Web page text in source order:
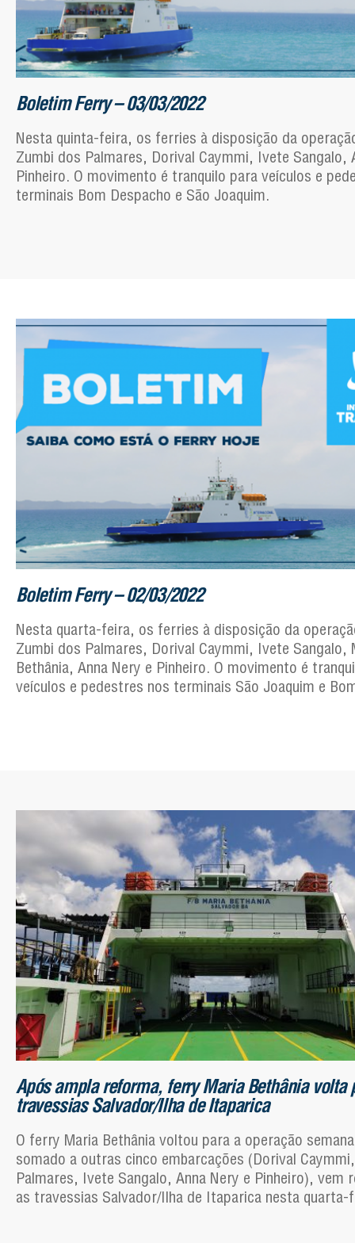
Boletim Ferry – 03/03/2022
Nesta quinta-feira, os ferries à disposição da
Zumbi dos Palmares, Dorival Caymmi, Ivete Sangalo,
Pinheiro. O movimento é tranquilo para veículos e
terminais Bom Despacho e São Joaquim.
Boletim Ferry – 02/03/2022
Nesta quarta-feira, os ferries à disposição da
Zumbi dos Palmares, Dorival Caymmi, Ivete Sangalo,
Bethânia, Anna Nery e Pinheiro. O movimento é
veículos e pedestres nos terminais São Joaquim e
Após ampla reforma, ferry Maria Bethânia volta
travessias Salvador/Ilha de Itaparica
O ferry Maria Bethânia voltou para a operação
somado a outras cinco embarcações (Dorival
Palmares, Ivete Sangalo, Anna Nery e Pinheiro), vem
as travessias Salvador/Ilha de Itaparica nesta quarta-